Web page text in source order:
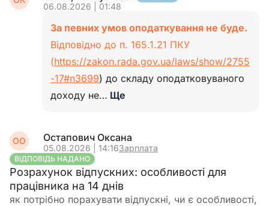
06.08.2026 | 01:48
За певних умов оподаткування не буде.
Відповідно до п. 165.1.21 ПКУ
(https://zakon.rada.gov.ua/laws/show/2755
-17#n3699) до складу оподатковуваного
доходу не… Ще
ОО Остапович Оксана
05.08.2026 | 14:16Зарплата
ВІДПОВІДЬ НАДАНО
Розрахунок відпускних: особливості для
працівника на 14 днів
як потрібно порахувати відпускні, чи є особливості,